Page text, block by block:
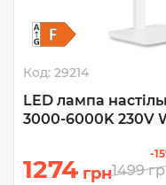
Код: 29214
LED лампа
3000-6000K 230V
1274 грн
-
1499